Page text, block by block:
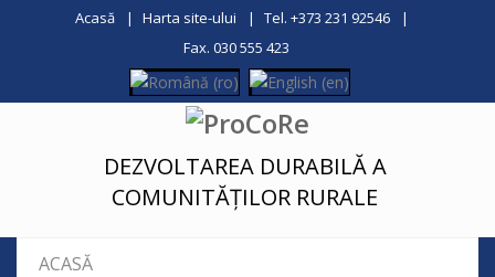
Acasă Harta site-ului
Tel. +373 231 92546
Fax. 030 555 423
DEZVOLTAREA DURABILĂ A
COMUNITĂȚILOR RURALE
ACASĂ